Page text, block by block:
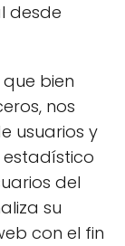
desde
bien
nos
usuarios y
estadístico
del
su
con el fin